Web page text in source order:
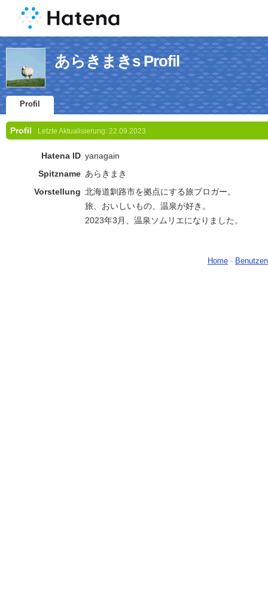
あらきまきs Profil
Profil
Profil Letzte Aktualisierung: 22.09.2023
Hatena ID yanagain
Spitzname あらきまき
Vorstellung 北海道釧路市を拠点にする旅ブロガー。
旅、おいしいもの、温泉が好き。
2023年3月、温泉ソムリエになりました。
Home -